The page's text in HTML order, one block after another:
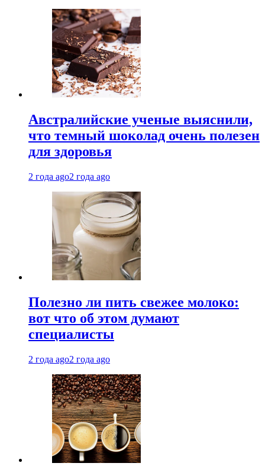
Австралийские ученые выяснили,
что темный шоколад очень полезен
для здоровья
2 года ago2 года ago
Полезно ли пить свежее молоко:
вот что об этом думают
специалисты
2 года ago2 года ago